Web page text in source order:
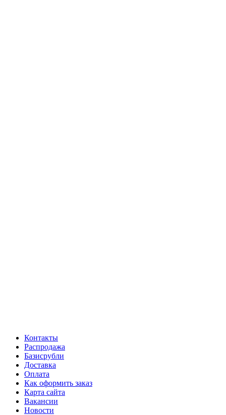
Контакты
Распродажа
Базисрубли
Доставка
Оплата
Как оформить заказ
Карта сайта
Вакансии
Новости